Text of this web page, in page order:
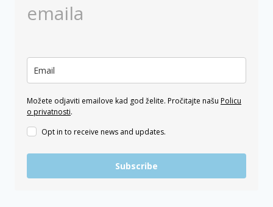
emaila
Možete odjaviti emailove kad god želite. Pročitajte našu Policu
o privatnosti.
Opt in to receive news and updates.
Subscribe